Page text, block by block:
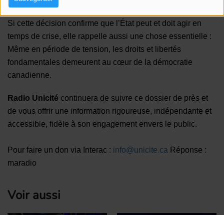
Si cette décision confirme que l’État peut et doit agir en
temps de crise, elle rappelle aussi une chose essentielle :
Même en période de tension, les droits et libertés
fondamentales demeurent au cœur de la démocratie
canadienne.
Radio Unicité continuera de suivre ce dossier de près et
de vous offrir une information rigoureuse, indépendante et
accessible, fidèle à son engagement envers le public.
Pour faire un don via Interac : info@unicite.ca Réponse :
maradio
Voir aussi